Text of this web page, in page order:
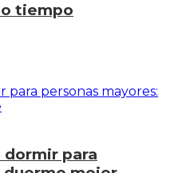
tiempo
dormir para